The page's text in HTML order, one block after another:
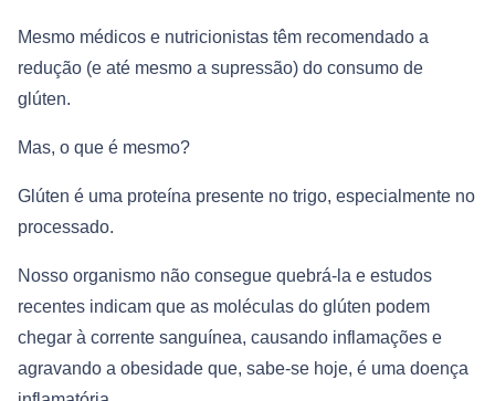
Mesmo médicos e nutricionistas têm recomendado a
redução (e até mesmo a supressão) do consumo de
glúten.
Mas, o que é mesmo?
Glúten é uma proteína presente no trigo, especialmente no
processado.
Nosso organismo não consegue quebrá-la e estudos
recentes indicam que as moléculas do glúten podem
chegar à corrente sanguínea, causando inflamações e
agravando a obesidade que, sabe-se hoje, é uma doença